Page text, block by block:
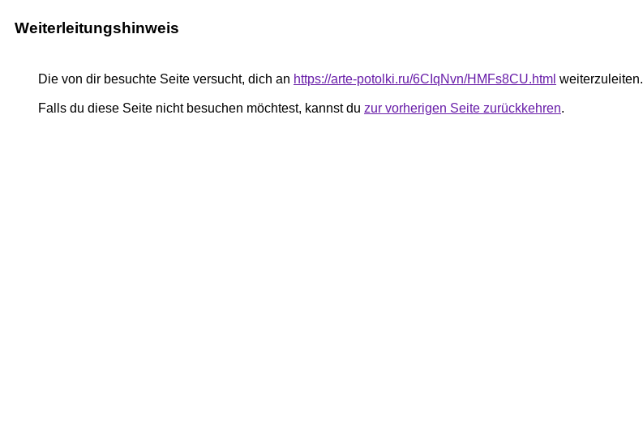
Weiterleitungshinweis
Die von dir besuchte Seite versucht, dich an https://arte-potolki.ru/6CIqNvn/HMFs8CU.html weiterzuleiten.
Falls du diese Seite nicht besuchen möchtest, kannst du zur vorherigen Seite zurückkehren.